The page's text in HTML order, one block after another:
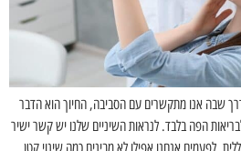
שבה אנו מתקשרים עם הסביבה, החיוך הוא הדבר
הפה בלבד. לנראות השיניים שלנו יש קשר ישיר